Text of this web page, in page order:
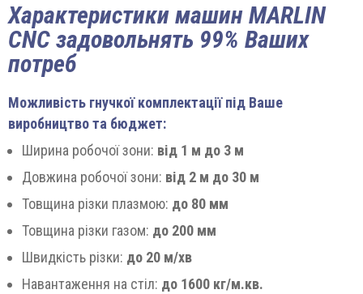
Характеристики машин MARLIN
CNC задовольнять 99% Ваших
потреб
Можливість гнучкої комплектації під Ваше
виробництво та бюджет:
Ширина робочої зони: від 1 м до 3 м
Довжина робочої зони: від 2 м до 30 м
Товщина різки плазмою: до 80 мм
Товщина різки газом: до 200 мм
Швидкість різки: до 20 м/хв
Навантаження на стіл: до 1600 кг/м.кв.